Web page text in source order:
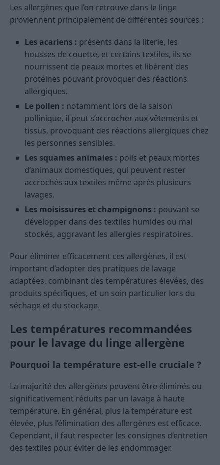
Les allergènes que l’on retrouve dans le linge
proviennent principalement de différentes sources :
Les acariens : présents dans la literie, les
housses de couette, et certains textiles, ils se
nourrissent de peaux mortes et libèrent des
protéines pouvant provoquer des réactions
allergiques.
Le pollen : notamment lors de la saison
pollinique, il peut s’accrocher aux vêtements et
tissus, provoquant des réactions allergiques chez
les personnes sensibles.
Les squames animales : poils et peaux mortes
d’animaux domestiques, qui peuvent rester
accrochés aux textiles même après plusieurs
lavages.
Les moisissures et champignons : pouvant se
développer dans des textiles humides ou mal
stockés, aggravant les allergies respiratoires.
Pour éliminer efficacement ces allergènes, il est
important d’adopter des pratiques de lavage
adaptées, combinant des températures élevées, des
produits spécifiques, et un soin particulier lors du
séchage et du stockage.
Les températures recommandées
pour le lavage du linge allergène
Pourquoi la température est-elle cruciale ?
La majorité des allergènes peuvent être éliminés ou
significativement réduits par un lavage à haute
température. En général, plus la température est
élevée, plus l’élimination des allergènes est efficace.
Cependant, il faut respecter les consignes d’entretien
des textiles pour éviter de les endommager.